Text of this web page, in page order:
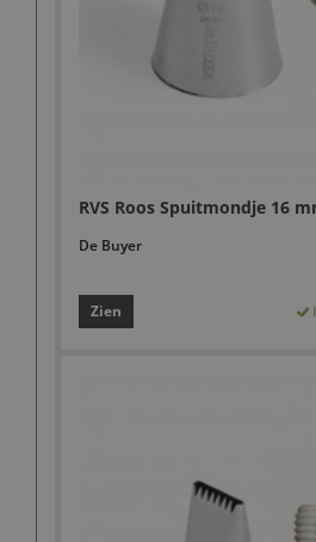
RVS Roos Spuitmondje 16
De Buyer
Zien